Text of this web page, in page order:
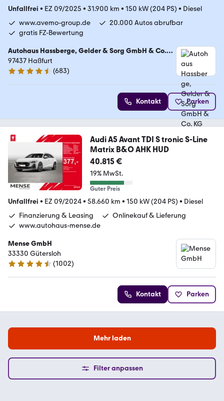
Unfallfrei • EZ 09/2025 • 31.900 km • 150 kW (204 PS) • Diesel
www.avemo-group.de
20.000 Autos abrufbar
gratis FZ-Bewertung
Autohaus Hassberge, Gelder & Sorg GmbH & Co.
KG
97437 Haßfurt
4.4 Sterne
(683)
Kontakt Parken
Audi A5 Avant TDI S tronic S-Line
Matrix B&O AHK HUD
40.815 €
19% MwSt.
Guter Preis
Unfallfrei • EZ 09/2024• 58.660 km • 150 kW (204 PS) • Diesel
Finanzierung & Leasing
Onlinekauf & Lieferung
www.autohaus-mense.de
Mense GmbH
33330 Gütersloh
4.7 Sterne
(1002)
Kontakt Parken
Mehr laden
Filter anpassen